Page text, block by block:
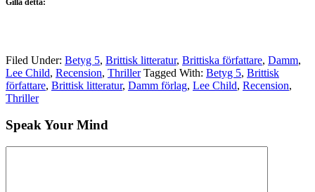
Filed Under: Betyg 5, Brittisk litteratur, Brittiska författare, Damm,
Lee Child, Recension, Thriller Tagged With: Betyg 5, Brittisk
författare, Brittisk litteratur, Damm förlag, Lee Child, Recension,
Thriller
Speak Your Mind